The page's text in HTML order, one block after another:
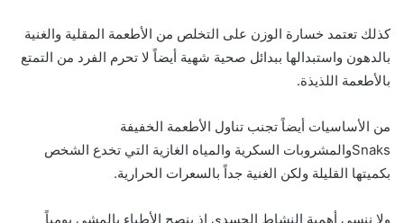
كذلك تعتمد خسارة الوزن على التخلص من الأطعمة المقلية والغنية
بالدهون واستبدالها ببدائل صحية شهية أيضاً لا تحرم الفرد من التمتع
بالأطعمة اللذيذة.
من الأساسيات أيضاً تجنب تناول الأطعمة الخفيفة
Snaksوالمشروبات السكرية والمياه الغازية التي تخدع الشخص
بكميتها القليلة ولكن الغنية جداً بالسعرات الحرارية.
ولا ننسى أهمية النشاط الجسدي إذ ينصح الأطباء بالمشي يومياً